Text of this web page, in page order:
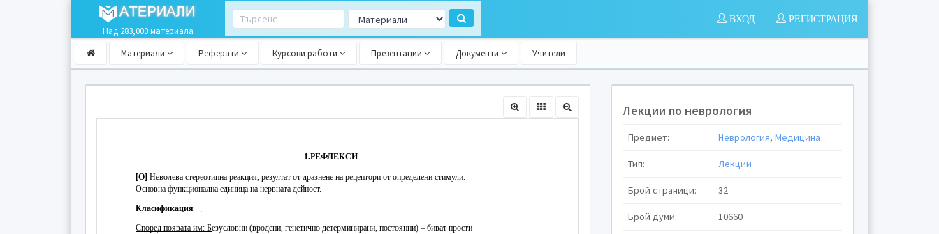
Над 283,000 материала
РЕГИСТРАЦИЯ
ВХОД
Материали Реферати Курсови работи Презентации Документи Учители
1.РЕФЛЕКСИ
[О] Неволева стереотипна реакция, резултат от дразнене на рецептори от определени стимули.
Основна функционална единица на нервната дейност.
Класификация
:
Според появата им: Безусловни (вродени, генетично детерминирани, постоянни) – биват прости
Лекции по неврология
Предмет: Неврология,Медицина
Тип: Лекции
Брой страници: 32
Брой думи: 10660